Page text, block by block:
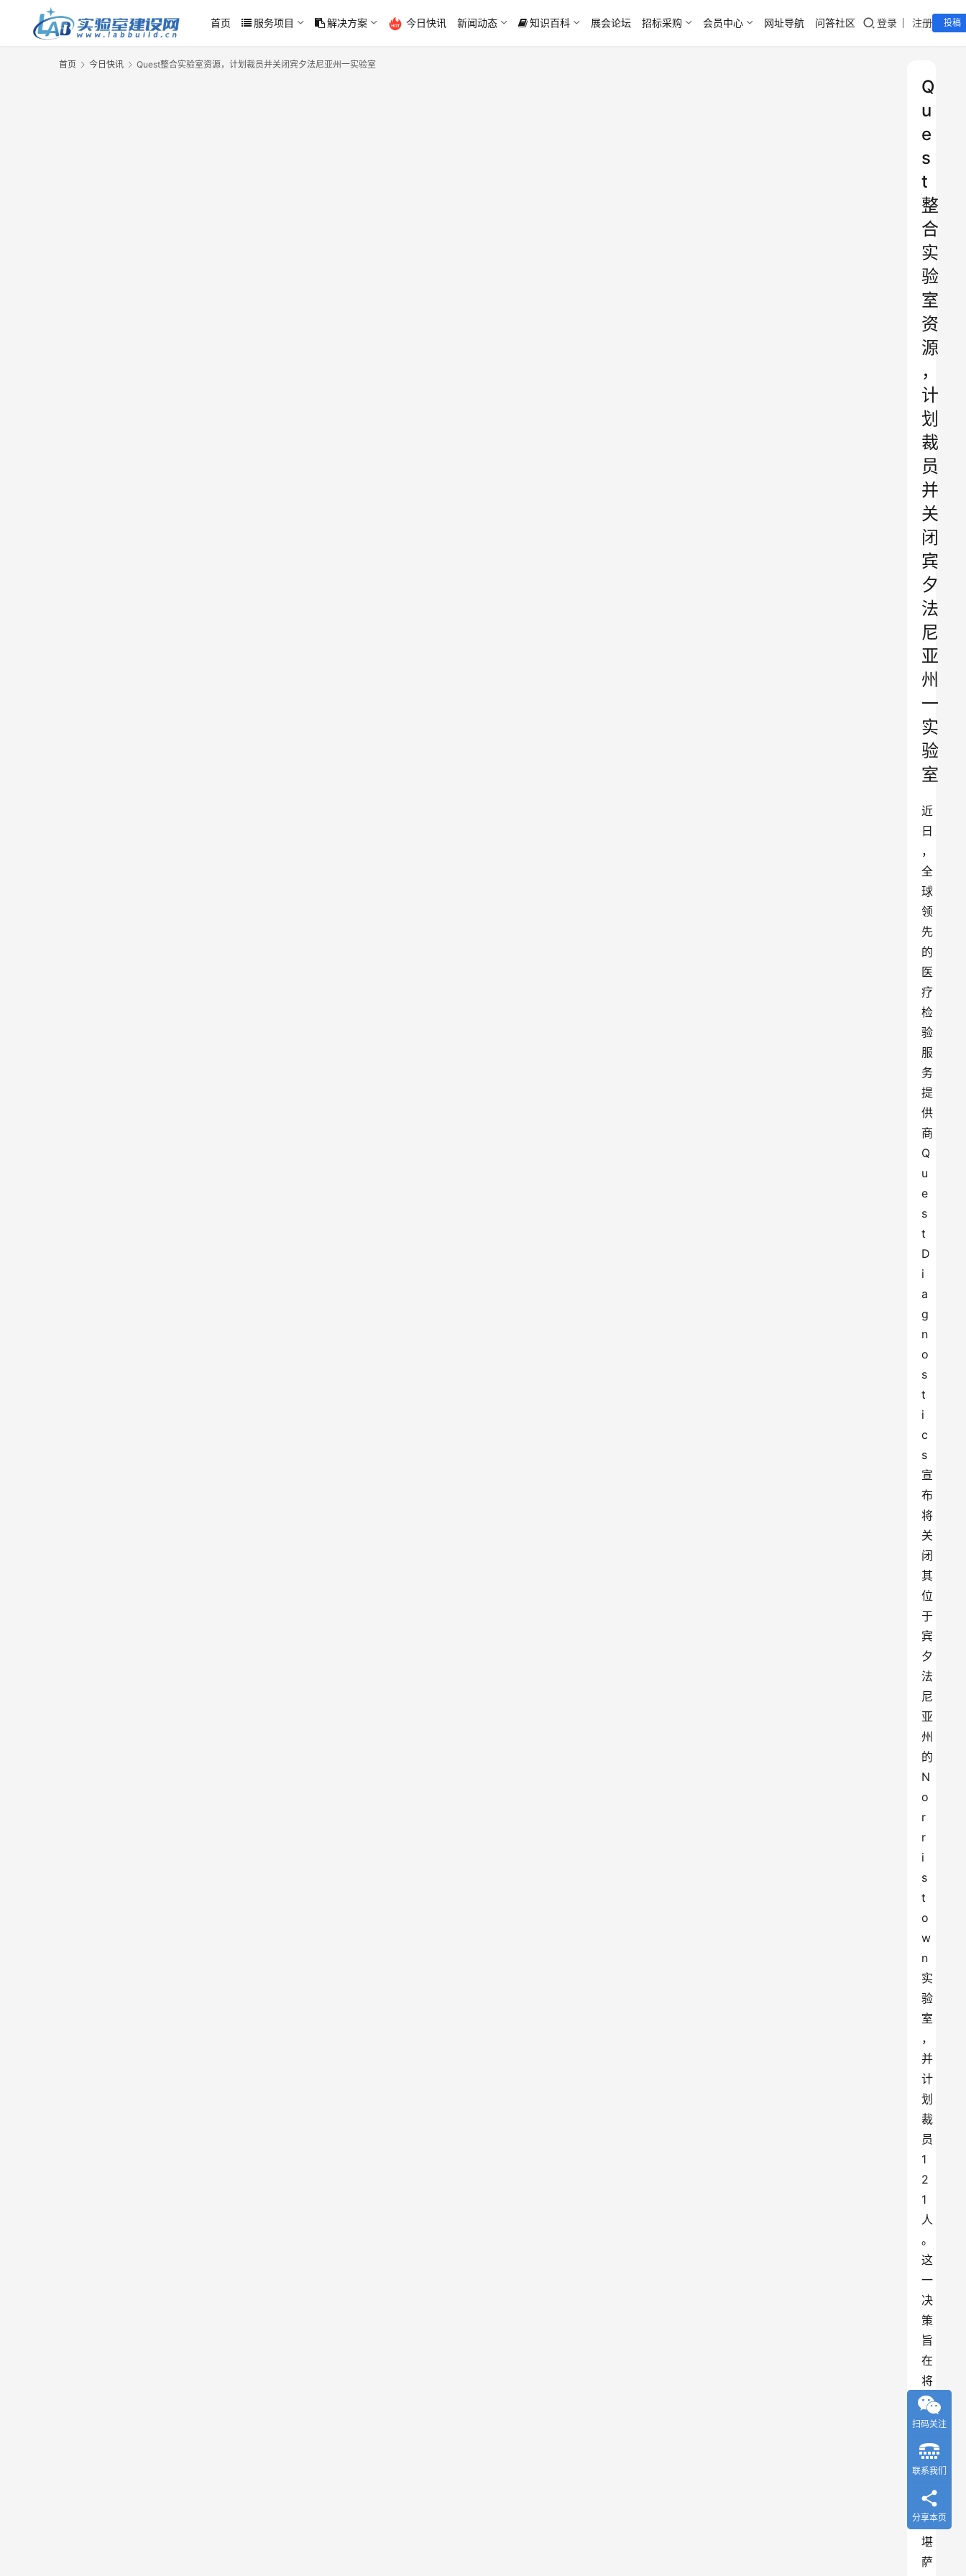
首页 服务项目 解决方案 今日快讯 新闻动态 知识百科 展会论坛 招标采购 会员中心 网址导航 问答社区 登录 注册 投稿
首页 今日快讯 Quest整合实验室资源，计划裁员并关闭宾夕法尼亚州一实验室
Q
u
e
s
t
整
合
实
验
室
资
源
，
计
划
裁
员
并
关
闭
宾
夕
法
尼
亚
州
一
实
验
室
近
日
，
全
球
领
先
的
医
疗
检
验
服
务
提
供
商
Q
u
e
s
t
D
i
a
g
n
o
s
t
i
c
s
宣
布
将
关
闭
其
位
于
宾
夕
法
尼
亚
州
的
N
o
r
r
i
s
t
o
w
n
实
验
室
，
并
计
划
裁
员
1
2
1
人
。
这
一
决
策
旨
在
将
相
关
能
力
合
至
堪
萨
扫码关注
联系我们
分享本页